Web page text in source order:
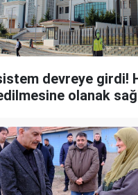
devreye girdi!
olanak